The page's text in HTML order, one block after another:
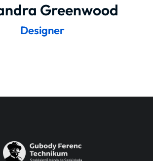
Greenwood
Designer